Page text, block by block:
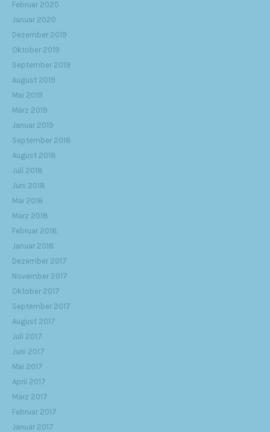
Februar 2020
Januar 2020
Dezember 2019
Oktober 2019
September 2019
August 2019
Mai 2019
März 2019
Januar 2019
September 2018
August 2018
Juli 2018
Juni 2018
Mai 2018
März 2018
Februar 2018
Januar 2018
Dezember 2017
November 2017
Oktober 2017
September 2017
August 2017
Juli 2017
Juni 2017
Mai 2017
April 2017
März 2017
Februar 2017
Januar 2017